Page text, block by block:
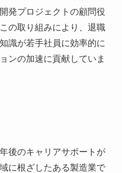
発プロジェクトの顧問役
の取り組みにより、退職
識が若手社員に効率的に
ンの加速に貢献していま
後のキャリアサポートが
に根ざしたある製造業で